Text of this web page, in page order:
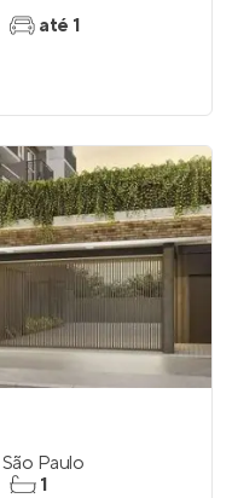
até 1
São Paulo
1